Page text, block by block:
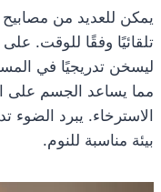
تلقائيًا وفقًا للوقت.
ليسخن تدريجيًا في
مما يساعد الجسم على
الاسترخاء. يبرد
بيئة مناسبة للنوم.